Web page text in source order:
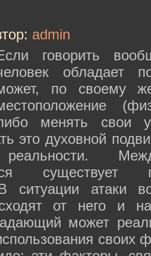
admin
говорить
обладает
по своему
менять свои
это духовной
реальности.
существует
ситуации атаки
от него и
может
своих